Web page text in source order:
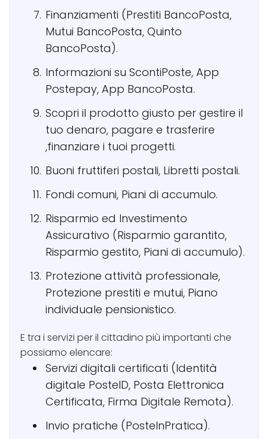
Finanziamenti (Prestiti BancoPosta,
Mutui BancoPosta, Quinto
BancoPosta).
Informazioni su ScontiPoste, App
Postepay, App BancoPosta.
Scopri il prodotto giusto per gestire il
tuo denaro, pagare e trasferire
,finanziare i tuoi progetti.
Buoni fruttiferi postali, Libretti postali.
Fondi comuni, Piani di accumulo.
Risparmio ed Investimento
Assicurativo (Risparmio garantito,
Risparmio gestito, Piani di accumulo).
Protezione attività professionale,
Protezione prestiti e mutui, Piano
individuale pensionistico.
E tra i servizi per il cittadino più importanti che
possiamo elencare:
Servizi digitali certificati (Identità
digitale PosteID, Posta Elettronica
Certificata, Firma Digitale Remota).
Invio pratiche (PosteInPratica).